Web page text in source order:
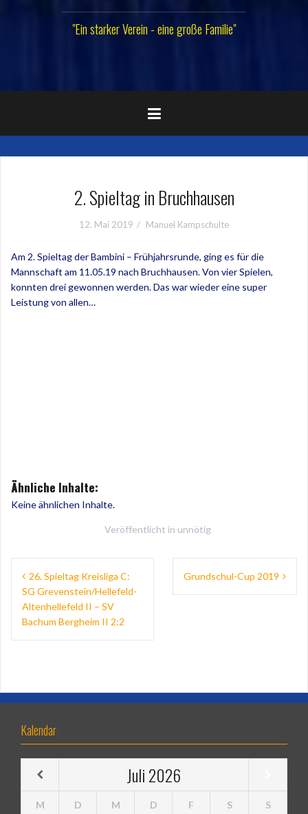
"Ein starker Verein - eine große Familie"
2. Spieltag in Bruchhausen
12. Mai 2019 Manuel Kampschulte
Am 2. Spieltag der Bambini – Frühjahrsrunde, ging es für die
Mannschaft am 11.05.19 nach Bruchhausen. Von vier Spielen,
konnten drei gewonnen werden. Das war wieder eine super
Leistung von allen…
Ähnliche Inhalte:
Keine ähnlichen Inhalte.
Veröffentlicht in unnötig
Beitragsnavigation
26. Spieltag Kreisliga C:
SG Grevenstein/Hellefeld-
Altenhellefeld II – SV
Bachum Bergheim II 2:2
Grundschul-Cup 2019
Kalendar
Juli2026
M D M D F S
S